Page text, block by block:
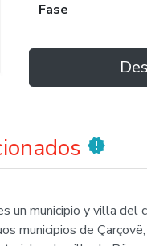
Fase
new_releases
un municipio y villa del
municipios de